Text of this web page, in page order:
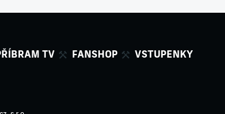
TV FANSHOP VSTUPENKY